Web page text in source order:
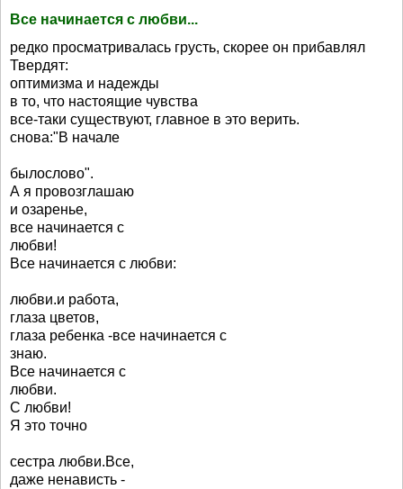
Все начинается с любви...
редко просматривалась грусть, скорее он прибавлял
Твердят:
оптимизма и надежды
в то, что настоящие чувства
все-таки существуют, главное в это верить.
снова:"В начале
былослово".
А я провозглашаю
и озаренье,
все начинается с
любви!
Все начинается с любви:
любви.и работа,
глаза цветов,
глаза ребенка -все начинается с
знаю.
Все начинается с
любви.
С любви!
Я это точно
сестра любви.Все,
даже ненависть -